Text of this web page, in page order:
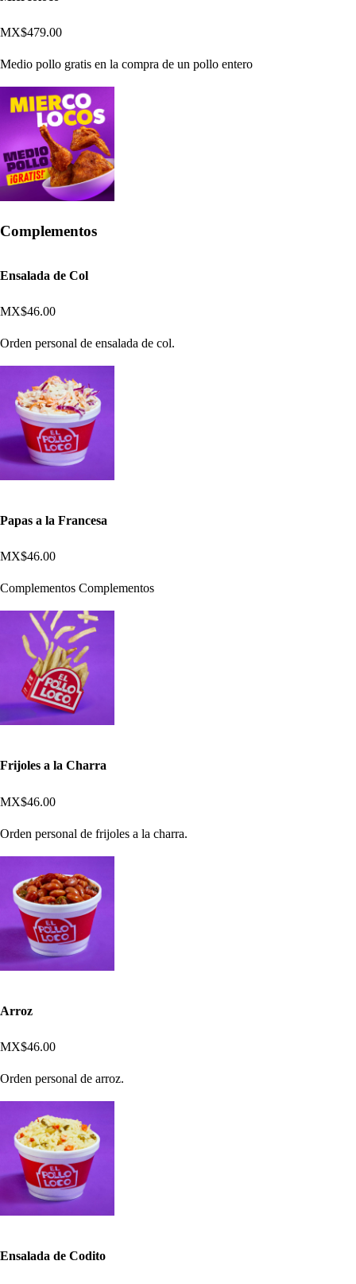
MX$479.00
Medio pollo gratis en la compra de un pollo entero
Complementos
Ensalada de Col
MX$46.00
Orden personal de ensalada de col.
Papas a la Francesa
MX$46.00
Complementos Complementos
Frijoles a la Charra
MX$46.00
Orden personal de frijoles a la charra.
Arroz
MX$46.00
Orden personal de arroz.
Ensalada de Codito